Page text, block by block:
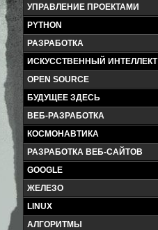
УПРАВЛЕНИЕ ПРОЕКТАМИ
PYTHON
РАЗРАБОТКА
ИСКУССТВЕННЫЙ ИНТЕЛЛЕКТ
OPEN SOURCE
БУДУЩЕЕ ЗДЕСЬ
ВЕБ-РАЗРАБОТКА
КОСМОНАВТИКА
РАЗРАБОТКА ВЕБ-САЙТОВ
GOOGLE
ЖЕЛЕЗО
LINUX
АЛГОРИТМЫ